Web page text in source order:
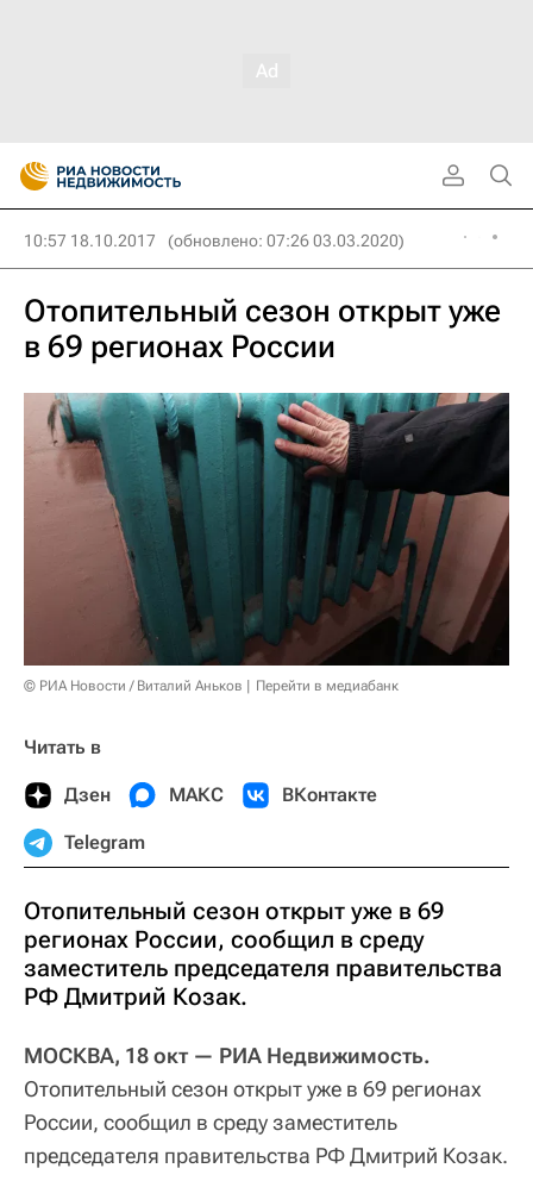
10:57 18.10.2017 (обновлено: 07:26 03.03.2020)
Отопительный сезон открыт уже
в 69 регионах России
© РИА Новости / Виталий Аньков Перейти в медиабанк
Читать в
Дзен МАКС ВКонтакте
Telegram
Отопительный сезон открыт уже в 69
регионах России, сообщил в среду
заместитель председателя правительства
РФ Дмитрий Козак.
МОСКВА, 18 окт — РИА Недвижимость.
Отопительный сезон открыт уже в 69 регионах
России, сообщил в среду заместитель
председателя правительства РФ Дмитрий Козак.